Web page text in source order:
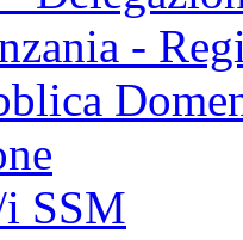
-
SSM